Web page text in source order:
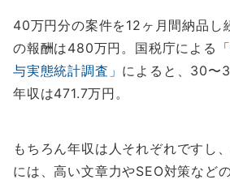
40万円分の案件を12ヶ月間納品し
の報酬は480万円。国税庁による「
与実態統計調査」 によると、30〜
年収は471.7万円。
もちろん年収は人それぞれですし
には、高い文章力やSEO対策など